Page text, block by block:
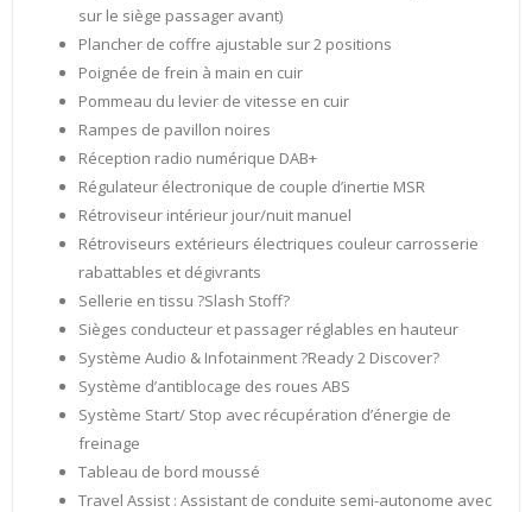
sur le siège passager avant)
Plancher de coffre ajustable sur 2 positions
Poignée de frein à main en cuir
Pommeau du levier de vitesse en cuir
Rampes de pavillon noires
Réception radio numérique DAB+
Régulateur électronique de couple d’inertie MSR
Rétroviseur intérieur jour/nuit manuel
Rétroviseurs extérieurs électriques couleur carrosserie
rabattables et dégivrants
Sellerie en tissu ?Slash Stoff?
Sièges conducteur et passager réglables en hauteur
Système Audio & Infotainment ?Ready 2 Discover?
Système d’antiblocage des roues ABS
Système Start/ Stop avec récupération d’énergie de
freinage
Tableau de bord moussé
Travel Assist : Assistant de conduite semi-autonome avec